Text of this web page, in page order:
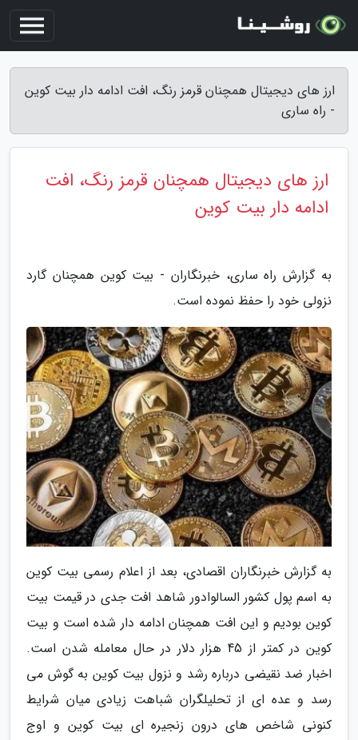
ارز های دیجیتال همچنان قرمز رنگ، افت ادامه دار بیت کوین
- راه ساری
ارز های دیجیتال همچنان قرمز رنگ، افت
ادامه دار بیت کوین
به گزارش راه ساری، خبرنگاران - بیت کوین همچنان گارد
نزولی خود را حفظ نموده است.
به گزارش خبرنگاران اقصادی، بعد از اعلام رسمی بیت کوین
به اسم پول کشور السالوادور شاهد افت جدی در قیمت بیت
کوین بودیم و این افت همچنان ادامه دار شده است و بیت
کوین در کمتر از 45 هزار دلار در حال معامله شدن است.
اخبار ضد نقیضی درباره رشد و نزول بیت کوین به گوش می
رسد و عده ای از تحلیلگران شباهت زیادی میان شرایط
کنونی شاخص های درون زنجیره ای بیت کوین و اوج